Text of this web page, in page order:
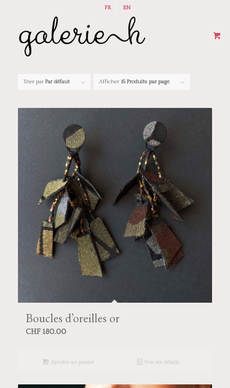
FR EN
Trier parPar défaut Afficher 15 Produits par page
Boucles d’oreilles or
CHF180.00
Ajouter au panier Voir les détails